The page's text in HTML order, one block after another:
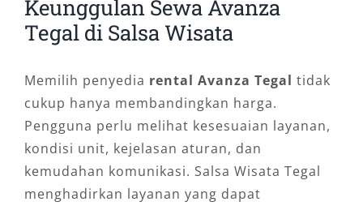
Keunggulan Sewa Avanza
Tegal di Salsa Wisata
Memilih penyedia rental Avanza Tegal tidak
cukup hanya membandingkan harga.
Pengguna perlu melihat kesesuaian layanan,
kondisi unit, kejelasan aturan, dan
kemudahan komunikasi. Salsa Wisata Tegal
menghadirkan layanan yang dapat